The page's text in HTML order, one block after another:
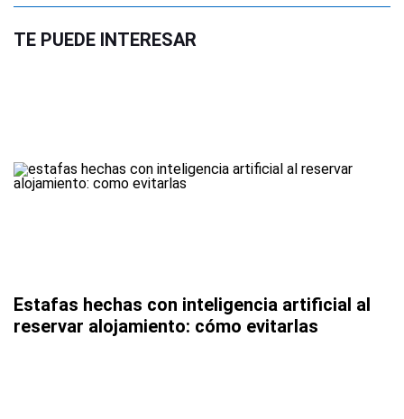
TE PUEDE INTERESAR
Estafas hechas con inteligencia artificial al
reservar alojamiento: cómo evitarlas